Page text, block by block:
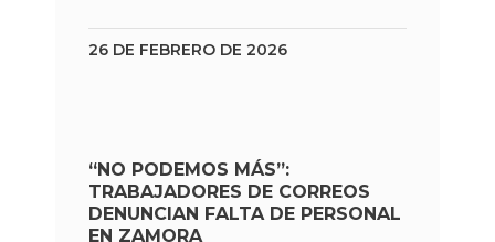
26 DE FEBRERO DE 2026
“NO PODEMOS MÁS”:
TRABAJADORES DE CORREOS
DENUNCIAN FALTA DE PERSONAL
EN ZAMORA